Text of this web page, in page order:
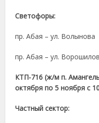
Светофоры:
пр. Абая – ул. Волынова
пр. Абая – ул.
КТП-716 (ж/м п.
октября по 5 ноября с
Частный сектор: